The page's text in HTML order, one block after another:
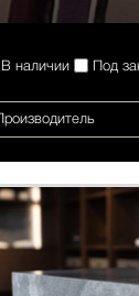
В наличии Под
Производитель